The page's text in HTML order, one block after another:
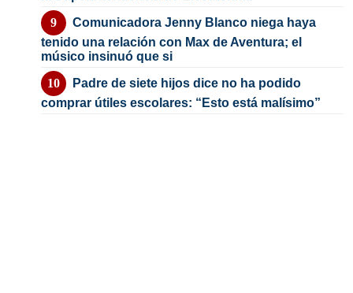
Comunicadora Jenny Blanco niega haya
tenido una relación con Max de Aventura; el
músico insinuó que si
Padre de siete hijos dice no ha podido
comprar útiles escolares: “Esto está malísimo”